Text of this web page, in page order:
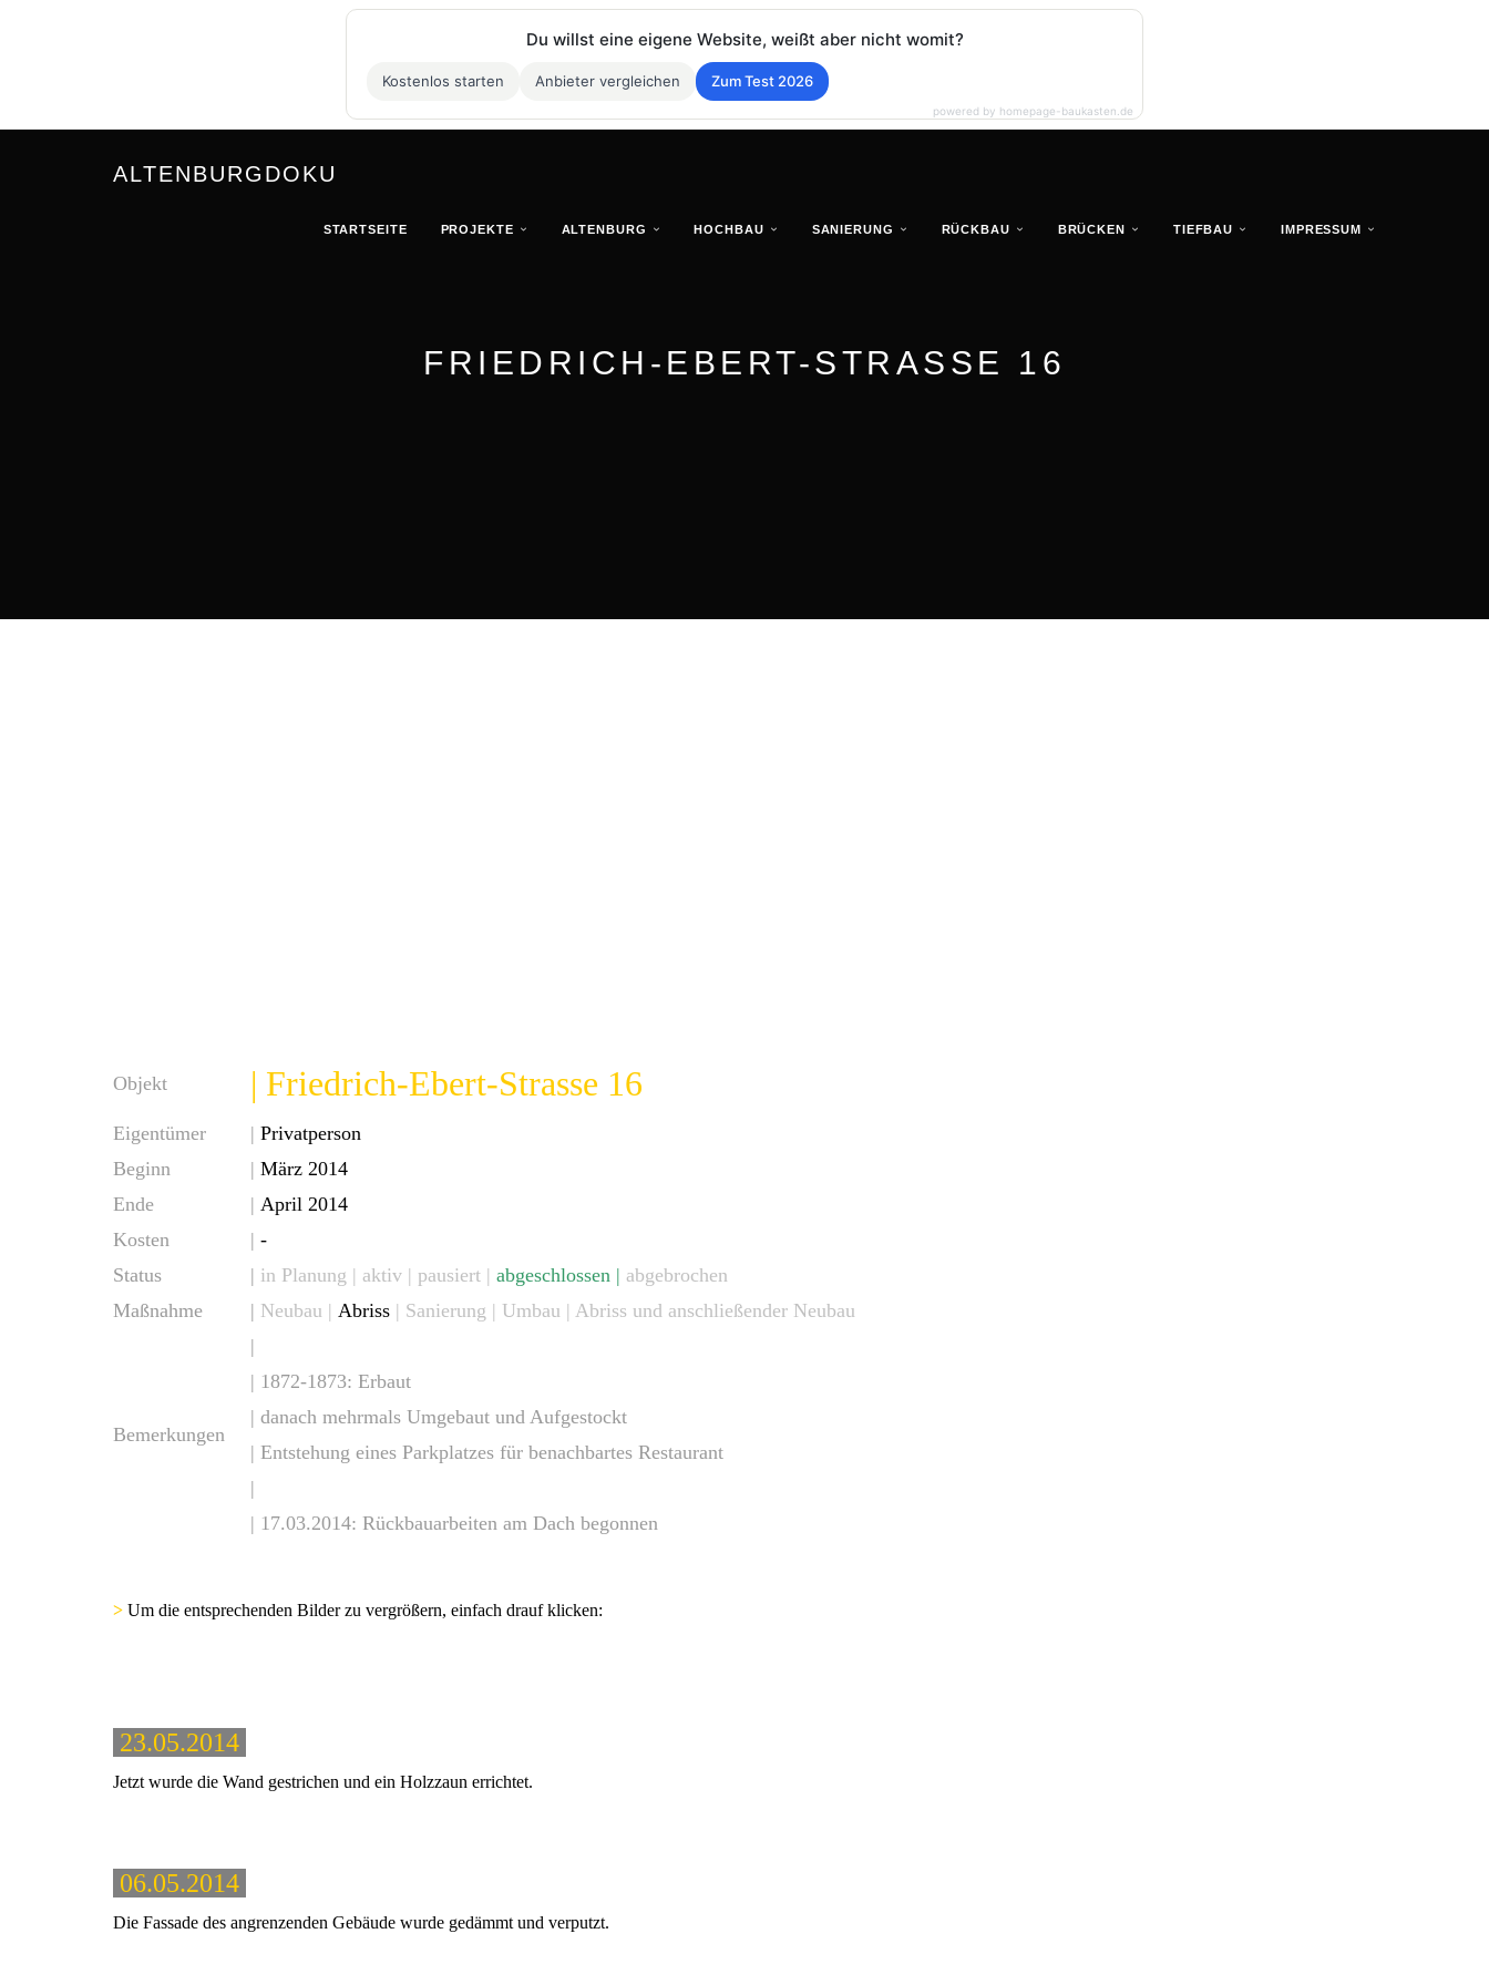
ALTENBURGDOKU
STARTSEITE PROJEKTE ALTENBURG HOCHBAU SANIERUNG RÜCKBAU BRÜCKEN TIEFBAU IMPRESSUM
FRIEDRICH-EBERT-STRASSE 16
Objekt | Friedrich-Ebert-Strasse 16
Eigentümer | Privatperson
Beginn
| März 2014
Ende
| April 2014
Kosten
| -
Status
| in Planung | aktiv | pausiert | abgeschlossen | abgebrochen
Maßnahme
| Neubau | Abriss | Sanierung | Umbau | Abriss und anschließender Neubau
Bemerkungen
|
| 1872-1873: Erbaut
| danach mehrmals Umgebaut und Aufgestockt
| Entstehung eines Parkplatzes für benachbartes Restaurant
|
| 17.03.2014: Rückbauarbeiten am Dach begonnen
> Um die entsprechenden Bilder zu vergrößern, einfach drauf klicken:
23.05.2014
Jetzt wurde die Wand gestrichen und ein Holzzaun errichtet.
06.05.2014
Die Fassade des angrenzenden Gebäude wurde gedämmt und verputzt.
Du willst eine eigene Website, weißt aber nicht womit?
Kostenlos starten Anbieter vergleichen Zum Test 2026
powered by homepage-baukasten.de